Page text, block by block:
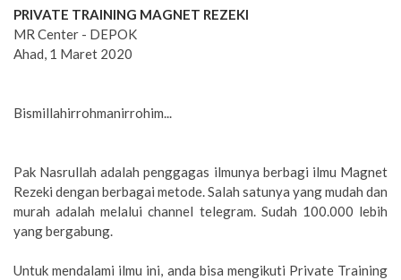
PRIVATE TRAINING MAGNET REZEKI
MR Center - DEPOK
Ahad, 1 Maret 2020
Bismillahirrohmanirrohim...
Pak Nasrullah adalah penggagas ilmunya berbagi ilmu Magnet
Rezeki dengan berbagai metode. Salah satunya yang mudah dan
murah adalah melalui channel telegram. Sudah 100.000 lebih
yang bergabung.
Untuk mendalami ilmu ini, anda bisa mengikuti Private Training